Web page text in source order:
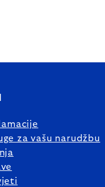
za vašu narudžbu